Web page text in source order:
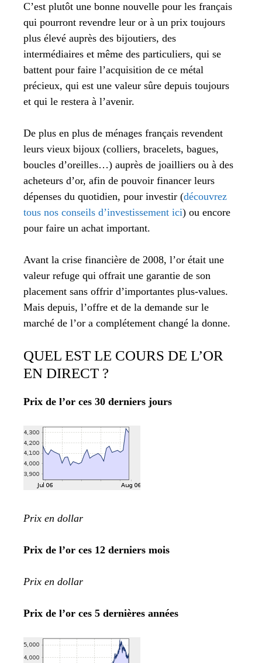
C’est plutôt une bonne nouvelle pour les français
qui pourront revendre leur or à un prix toujours
plus élevé auprès des bijoutiers, des
intermédiaires et même des particuliers, qui se
battent pour faire l’acquisition de ce métal
précieux, qui est une valeur sûre depuis toujours
et qui le restera à l’avenir.
De plus en plus de ménages français revendent
leurs vieux bijoux (colliers, bracelets, bagues,
boucles d’oreilles…) auprès de joailliers ou à des
acheteurs d’or, afin de pouvoir financer leurs
dépenses du quotidien, pour investir (découvrez
tous nos conseils d’investissement ici) ou encore
pour faire un achat important.
Avant la crise financière de 2008, l’or était une
valeur refuge qui offrait une garantie de son
placement sans offrir d’importantes plus-values.
Mais depuis, l’offre et de la demande sur le
marché de l’or a complétement changé la donne.
QUEL EST LE COURS DE L’OR
EN DIRECT ?
Prix de l’or ces 30 derniers jours
Prix en dollar
Prix de l’or ces 12 derniers mois
Prix en dollar
Prix de l’or ces 5 dernières années